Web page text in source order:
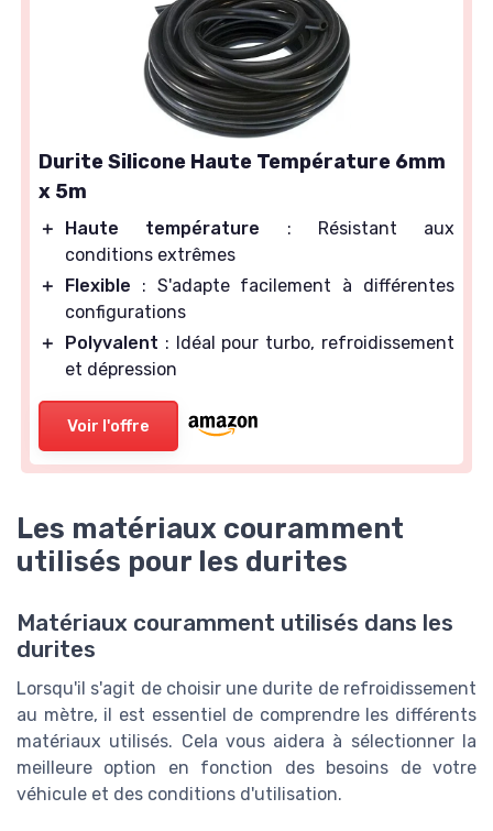
Durite Silicone Haute Température 6mm
x 5m
＋ Haute température : Résistant aux
conditions extrêmes
＋
Flexible : S'adapte facilement à différentes
configurations
＋
Polyvalent : Idéal pour turbo, refroidissement
et dépression
Voir l'offre
Les matériaux couramment
utilisés pour les durites
Matériaux couramment utilisés dans les
durites
Lorsqu'il s'agit de choisir une durite de refroidissement
au mètre, il est essentiel de comprendre les différents
matériaux utilisés. Cela vous aidera à sélectionner la
meilleure option en fonction des besoins de votre
véhicule et des conditions d'utilisation.